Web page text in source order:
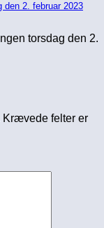
den 2. februar 2023
torsdag den 2.
Krævede felter er